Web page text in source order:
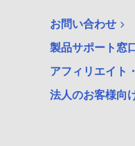
お問い合わせ
製品サポート窓
アフィリエイト
法人のお客様向